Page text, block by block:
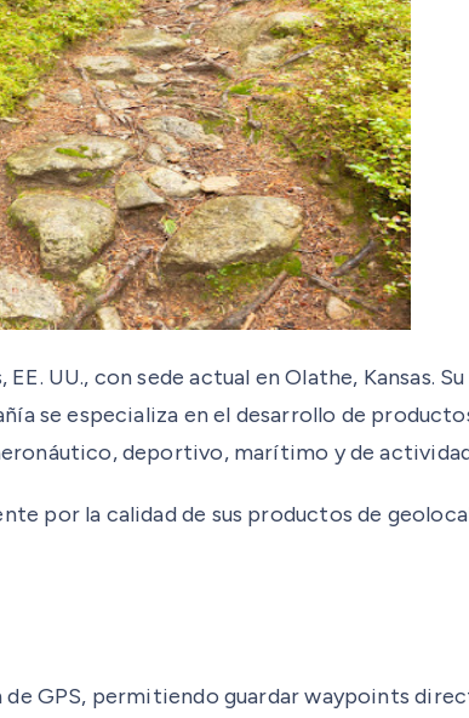
EE. UU., con sede actual en Olathe, Kansas.
se especializa en el desarrollo de
deportivo, marítimo y de
por la calidad de sus productos de
GPS, permitiendo guardar waypoints